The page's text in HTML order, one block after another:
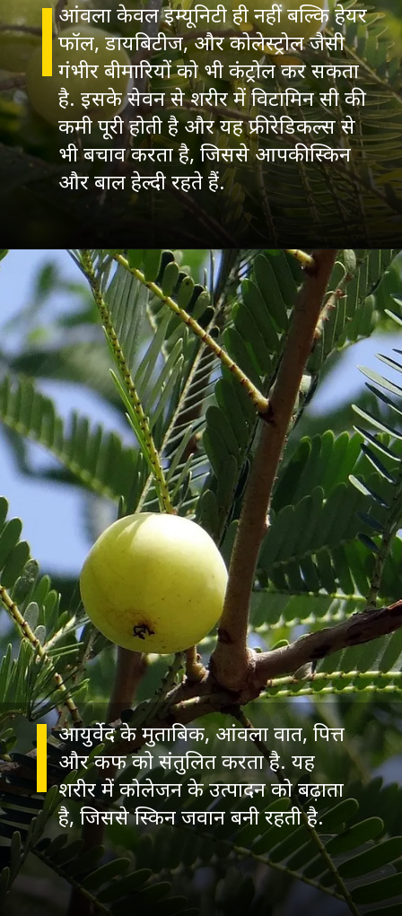
आंवला केवल इम्यूनिटी ही नहीं बल्कि हेयर
फॉल, डायबिटीज, और कोलेस्ट्रोल जैसी
गंभीर बीमारियों को भी कंट्रोल कर सकता
है. इसके सेवन से शरीर में विटामिन सी की
कमी पूरी होती है और यह फ्री रेडिकल्स से
भी बचाव करता है, जिससे आपकी स्किन
और बाल हेल्दी रहते हैं.
आयुर्वेद के मुताबिक, आंवला वात, पित्त
और कफ को संतुलित करता है. यह
शरीर में कोलेजन के उत्पादन को बढ़ाता
है, जिससे स्किन जवान बनी रहती है.